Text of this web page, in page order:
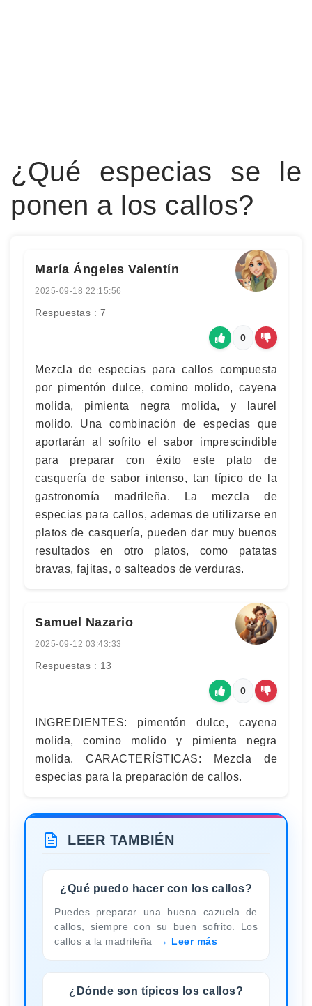
¿Qué especias se le
ponen a los callos?
María Ángeles Valentín
2025-09-18 22:15:56
Respuestas : 7
0
Mezcla de especias para callos compuesta
por pimentón dulce, comino molido, cayena
molida, pimienta negra molida, y laurel
molido. Una combinación de especias que
aportarán al sofrito el sabor imprescindible
para preparar con éxito este plato de
casquería de sabor intenso, tan típico de la
gastronomía madrileña. La mezcla de
especias para callos, ademas de utilizarse en
platos de casquería, pueden dar muy buenos
resultados en otro platos, como patatas
bravas, fajitas, o salteados de verduras.
Samuel Nazario
2025-09-12 03:43:33
Respuestas : 13
0
INGREDIENTES: pimentón dulce, cayena
molida, comino molido y pimienta negra
molida. CARACTERÍSTICAS: Mezcla de
especias para la preparación de callos.
LEER TAMBIÉN
¿Qué puedo hacer con los callos?
Puedes preparar una buena cazuela de
callos, siempre con su buen sofrito. Los
callos a la madrileña
Leer más
¿Dónde son típicos los callos?